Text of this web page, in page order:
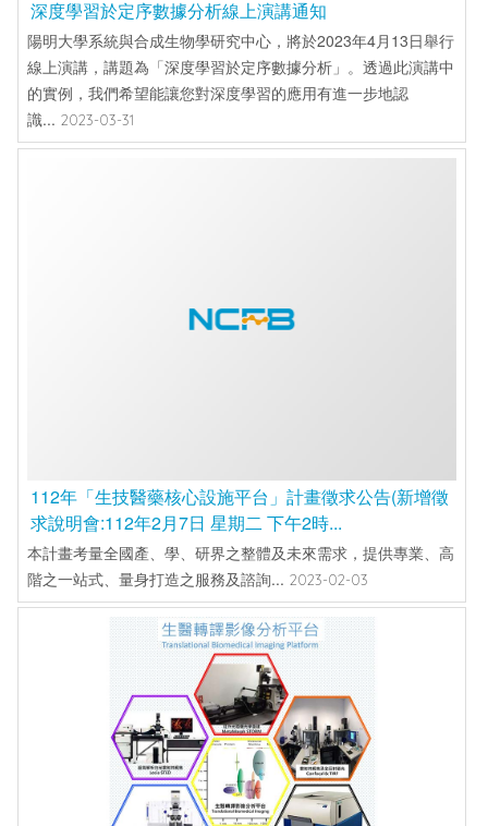
深度學習於定序數據分析線上演講通知
陽明大學系統與合成生物學研究中心，將於2023年4月13日舉行
線上演講，講題為「深度學習於定序數據分析」。透過此演講中
的實例，我們希望能讓您對深度學習的應用有進一步地認
識... 2023-03-31
112年「生技醫藥核心設施平台」計畫徵求公告(新增徵
求說明會:112年2月7日 星期二 下午2時...
本計畫考量全國產、學、研界之整體及未來需求，提供專業、高
階之一站式、量身打造之服務及諮詢... 2023-02-03